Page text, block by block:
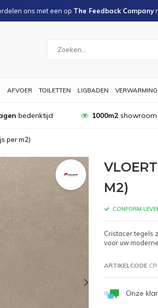
ons met een op The Feedback Company
AFVOER TOILETTEN LIGBADEN VERWARMING
bedenktijd 1000m2showroom
per m2)
M2)
CONFORM
Cristacer tegels
voor uw
ARTIKELCODE
Onze